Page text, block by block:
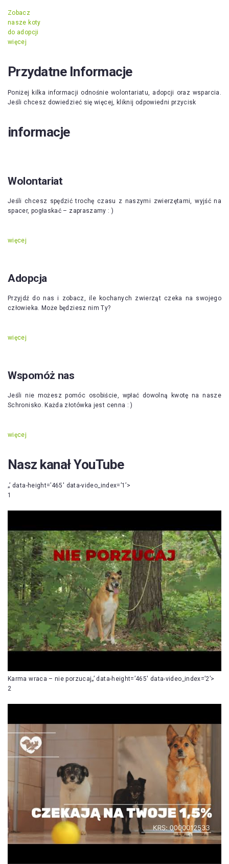
Zobacz
nasze koty
do adopcji
więcej
Przydatne Informacje
Poniżej kilka informacji odnośnie wolontariatu, adopcji oraz wsparcia.
Jeśli chcesz dowiedzieć się więcej, kliknij odpowiedni przycisk
informacje
Wolontariat
Jeśli chcesz spędzić trochę czasu z naszymi zwierzętami, wyjść na
spacer, pogłaskać – zapraszamy : )
więcej
Adopcja
Przyjdź do nas i zobacz, ile kochanych zwierząt czeka na swojego
człowieka. Może będziesz nim Ty?
więcej
Wspomóż nas
Jeśli nie możesz pomóc osobiście, wpłać dowolną kwotę na nasze
Schronisko. Każda złotówka jest cenna : )
więcej
Nasz kanał YouTube
„’ data-height=’465′ data-video_index=’1’>
1
Karma wraca – nie porzucaj„’ data-height=’465′ data-video_index=’2’>
2